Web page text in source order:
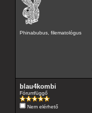
Phinabubus, filematológus
blau4kombi
Fórumfüggő
Nem elérhető